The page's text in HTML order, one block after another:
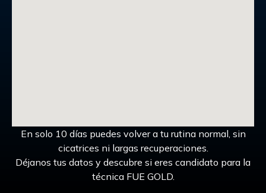
En solo 10 días puedes volver a tu rutina normal, sin
cicatrices ni largas recuperaciones.
Déjanos tus datos y descubre si eres candidato para la
técnica FUE GOLD.